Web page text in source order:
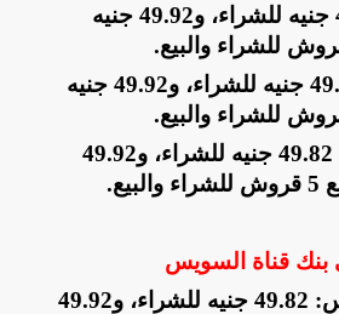
بنك مصر: 49.82 جنيه للشراء، و49.92 جنيه
.
بنك القاهرة: 49.82 جنيه للشراء، و49.92 جنيه
.
بنك الإسكندرية: 49.82 جنيه للشراء، و49.92
.
بنك قناة السويس
بنك قناة السويس: 49.82 جنيه للشراء، و49.92